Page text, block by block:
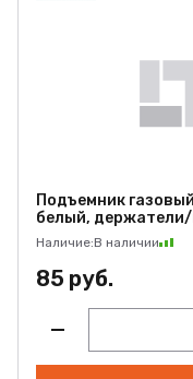
Подъемник
белый,
Наличие:В наличии
85 руб.